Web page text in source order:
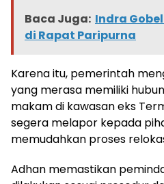
Baca Juga: Indra
di Rapat Paripurna
Karena itu, pemerintah
yang merasa memiliki
makam di kawasan eks
segera melapor kepada
memudahkan proses
Adhan memastikan